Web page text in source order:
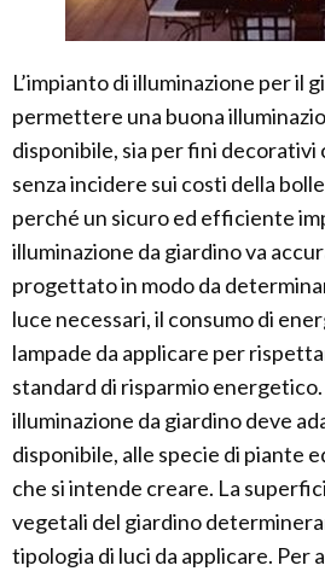
L’impianto di illuminazione per il
permettere una buona
disponibile, sia per fini decorativi
senza incidere sui costi della
perché un sicuro ed efficiente
illuminazione da giardino va
progettato in modo da
luce necessari, il consumo di
lampade da applicare per
standard di risparmio
illuminazione da giardino deve
disponibile, alle specie di piante
che si intende creare. La
vegetali del giardino
tipologia di luci da applicare. Per